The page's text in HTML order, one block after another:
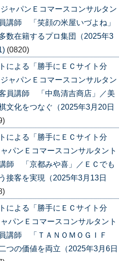
パンＥコマースコンサルタン
講師 「笑顔の米屋いづよね」
数在籍するプロ集団（2025年3
(0820)
による「勝手にＥＣサイト分
パンＥコマースコンサルタン
員講師 「中島清吉商店」／美
文化をつなぐ（2025年3月20日
による「勝手にＥＣサイト分
パンＥコマースコンサルタント
師 「京都みや喜」／ＥＣでも
接客を実現（2025年3月13日
による「勝手にＥＣサイト分
パンＥコマースコンサルタント
講師 「ＴＡＮＯＭＯＧＩＦ
つの価値を両立（2025年3月6日